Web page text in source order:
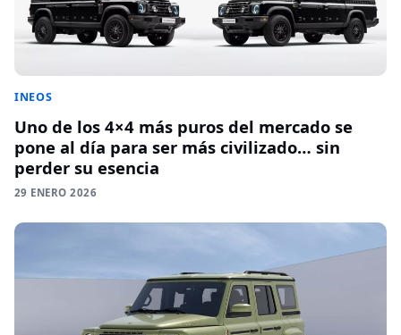
INEOS
Uno de los 4×4 más puros del mercado se
pone al día para ser más civilizado… sin
perder su esencia
29 ENERO 2026